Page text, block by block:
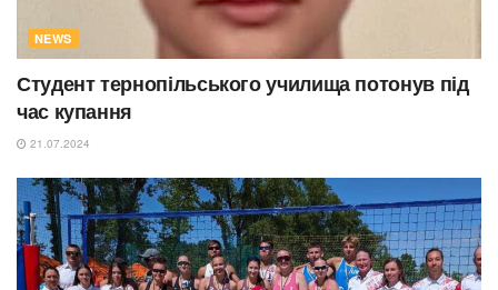
NEWS
Студент тернопільського училища потонув під
час купання
21.07.2024